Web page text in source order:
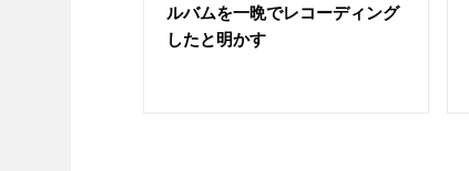
ルバムを一晩でレコーディング
したと明かす